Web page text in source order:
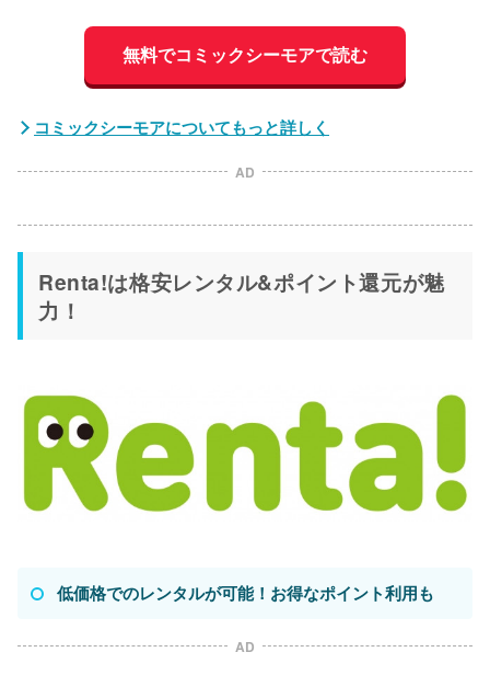
無料でコミックシーモアで読む
コミックシーモアについてもっと詳しく
AD
Renta!は格安レンタル&ポイント還元が魅
力！
低価格でのレンタルが可能！お得なポイント利用も
AD